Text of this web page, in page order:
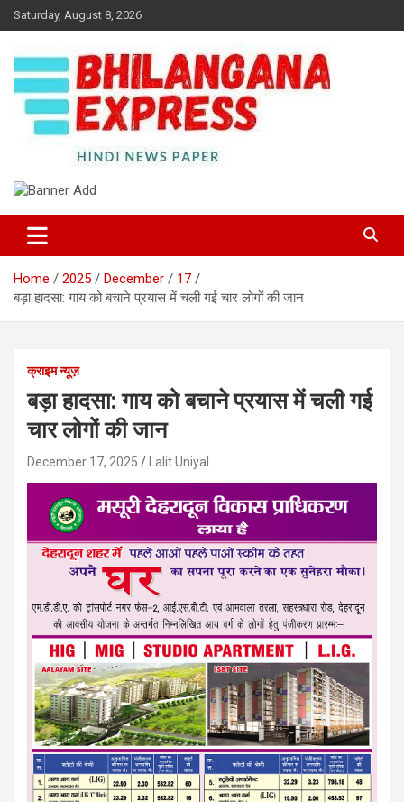
Skip
to
Saturday, August 8, 2026
Bhilangana Express
Home 2025 December
17
बड़ा हादसा: गाय को बचाने प्रयास में चली गई चार लोगों की जान
क्राइम न्यूज़
बड़ा हादसा: गाय को बचाने प्रयास में चली गई
चार लोगों की जान
December 17, 2025 Lalit Uniyal